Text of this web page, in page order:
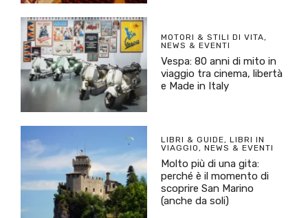
MOTORI & STILI DI VITA,
NEWS & EVENTI
Vespa: 80 anni di mito in
viaggio tra cinema, libertà
e Made in Italy
LIBRI & GUIDE, LIBRI IN
VIAGGIO, NEWS & EVENTI
Molto più di una gita:
perché è il momento di
scoprire San Marino
(anche da soli)